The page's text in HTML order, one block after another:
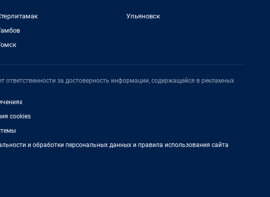
Ульяновск
ответственности за достоверность информации, содержащейся в рекламных
cookies
и обработки персональных данных и правила использования сайта